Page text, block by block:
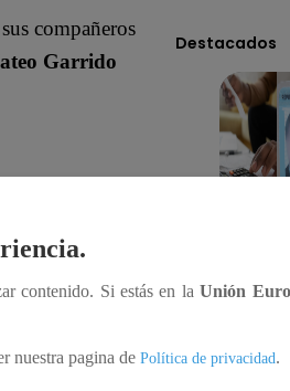
compañeros
Garrido
Destacados
contenido. Si estás en laUnión
nuestra pagina de Política de privacidad.